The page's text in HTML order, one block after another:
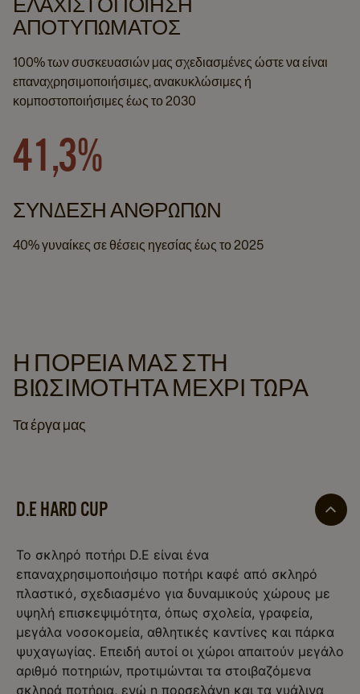
ΕΛΑΧΙΣΤΟΠΟΊΗΣΗ
ΑΠΟΤΥΠΏΜΑΤΟΣ
100% των συσκευασιών μας σχεδιασμένες ώστε να είναι
επαναχρησιμοποιήσιμες, ανακυκλώσιμες ή
κομποστοποιήσιμες έως το 2030
41,3%
ΣΎΝΔΕΣΗ ΑΝΘΡΏΠΩΝ
40% γυναίκες σε θέσεις ηγεσίας έως το 2025
Η ΠΟΡΕΊΑ ΜΑΣ ΣΤΗ
ΒΙΩΣΙΜΌΤΗΤΑ ΜΈΧΡΙ ΤΏΡΑ
Τα έργα μας
D.E HARD CUP
Το σκληρό ποτήρι D.E είναι ένα
επαναχρησιμοποιήσιμο ποτήρι καφέ από σκληρό
πλαστικό, σχεδιασμένο για δυναμικούς χώρους με
υψηλή επισκεψιμότητα, όπως σχολεία, γραφεία,
μεγάλα νοσοκομεία, αθλητικές καντίνες και πάρκα
ψυχαγωγίας. Επειδή αυτοί οι χώροι απαιτούν μεγάλο
αριθμό ποτηριών, προτιμώνται τα στοιβαζόμενα
σκληρά ποτήρια, ενώ η πορσελάνη και τα γυάλινα